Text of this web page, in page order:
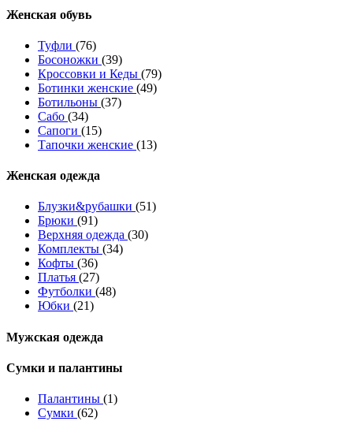
Женcкая обувь
Туфли (76)
Босоножки (39)
Кроссовки и Кеды (79)
Ботинки женские (49)
Ботильоны (37)
Сабо (34)
Сапоги (15)
Тапочки женские (13)
Женская одежда
Блузки&рубашки (51)
Брюки (91)
Верхняя одежда (30)
Комплекты (34)
Кофты (36)
Платья (27)
Футболки (48)
Юбки (21)
Мужская одежда
Сумки и палантины
Палантины (1)
Сумки (62)